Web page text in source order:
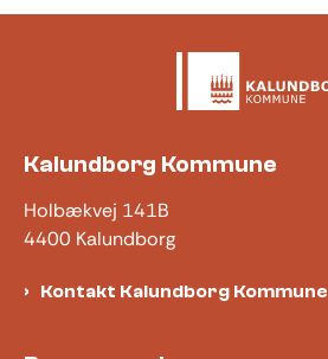
Kalundborg Kommune
Holbækvej 141B
4400 Kalundborg
Kontakt Kalundborg Kommune